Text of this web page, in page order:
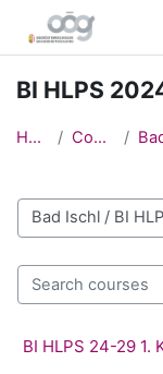
Skip to main content
BI HLPS
Home Courses
Course categories
Search courses
BI HLPS 24-29 1.